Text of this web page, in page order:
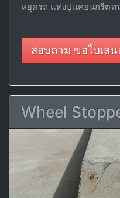
หยุดรถ แท่งปูนคอนกรีตท
สอบถาม ขอใบเส
Wheel